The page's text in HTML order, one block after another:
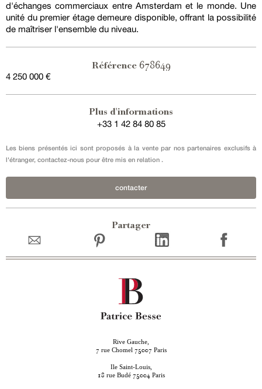
d'échanges commerciaux entre Amsterdam et le monde. Une
unité du premier étage demeure disponible, offrant la possibilité
de maîtriser l'ensemble du niveau.
Référence 678649
4 250 000 €
Plus d'informations
+33 1 42 84 80 85
Les biens présentés ici sont proposés à la vente par nos partenaires exclusifs à
l'étranger, contactez-nous pour être mis en relation .
contacter
Partager
Rive Gauche,
7 rue Chomel 75007 Paris
Ile Saint-Louis,
18 rue Budé 75004 Paris